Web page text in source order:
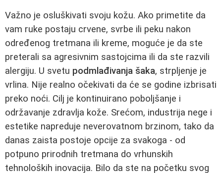
Važno je osluškivati svoju kožu. Ako primetite da
vam ruke postaju crvene, svrbe ili peku nakon
određenog tretmana ili kreme, moguće je da ste
preterali sa agresivnim sastojcima ili da ste razvili
alergiju. U svetu podmlađivanja šaka, strpljenje je
vrlina. Nije realno očekivati da će se godine izbrisati
preko noći. Cilj je kontinuirano poboljšanje i
održavanje zdravlja kože. Srećom, industrija nege i
estetike napreduje neverovatnom brzinom, tako da
danas zaista postoje opcije za svakoga - od
potpuno prirodnih tretmana do vrhunskih
tehnoloških inovacija. Bilo da ste na početku svog